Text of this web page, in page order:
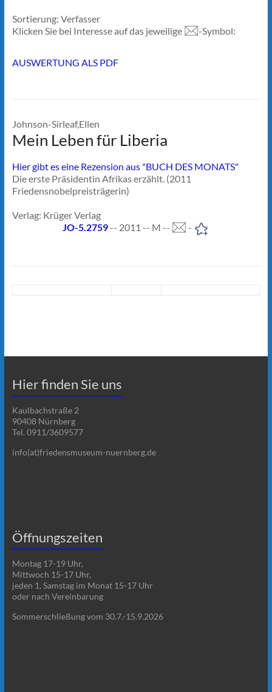
Sortierung: Verfasser
Klicken Sie bei Interesse auf das jeweilige
-Symbol:
AUSWERTUNG ALS PDF
Johnson-Sirleaf,Ellen
Mein Leben für Liberia
Hier gibt es eine Rezension aus "BUCH DES MONATS"
Die erste Präsidentin Afrikas erzählt. (2011
Friedensnobelpreisträgerin)
Verlag: Krüger Verlag
JO-5.2759-- 2011 -- M -- -
Hier finden Sie uns
Kaulbachstraße 2
90408 Nürnberg
Tel. 0911/3609577
info(at)friedensmuseum-nuernberg.de
Öffnungszeiten
Montag 17-19 Uhr,
Mittwoch 15-17 Uhr,
jeden 1. Samstag im Monat 15-17 Uhr
oder nach Vereinbarung
Sommerschließung vom 30.7.-15.9.2026